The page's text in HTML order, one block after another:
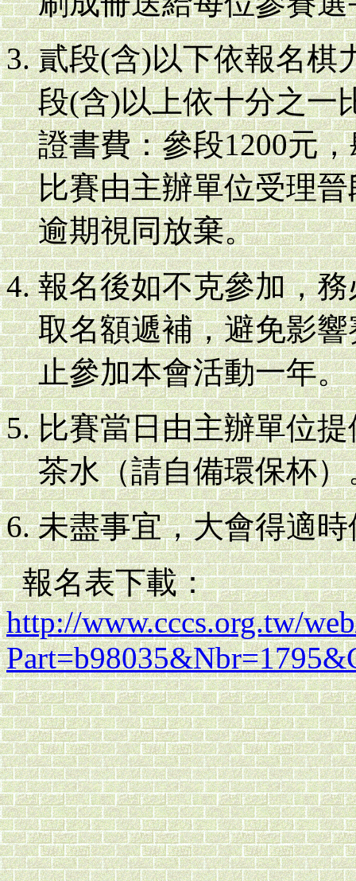
貳段(含)以下依報名棋
段(含)以上依十分之一
證書費：參段1200元
比賽由主辦單位受理
逾期視同放棄。
報名後如不克參加，
取名額遞補，避免影
止參加本會活動一年。
比賽當日由主辦單位
茶水（請自備環保杯）
未盡事宜，大會得適
報名表下載：
http://www.cccs.org.tw/